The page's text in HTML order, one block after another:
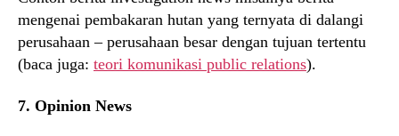
mengenai pembakaran hutan yang ternyata di dalangi
perusahaan – perusahaan besar dengan tujuan tertentu
(baca juga: teori komunikasi public relations).
7. Opinion News